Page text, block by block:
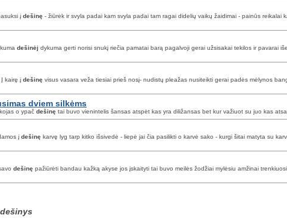
įdešinę - žiūrėk ir svyla padai kam svyla padai tam ragai didelių vaikų žaidimai - painūs
dešinėj dykuma gerti norisi snukį riečia pamatai barą pagalvoji gerai užsisakai tekilos ir pavarai
Į kairę įdešinę visus vasara veža tiesiai prieš nosį- nudistų pleažas nusiteikti gerai padės mėlynos
dviem silkėms
o ypačdešinę tai buvo vienintelis šansas atspėt kas yra diližansas bet kur važiuot su juo kas
įdešinę karvę lyg tarp kitko išsivedė - liepė jai čia pasilikti o karvė sako - kurgi šitai matyta su
dešinę pažiūrėti bandau kažką akyse jos įskaityti tai buvo meilės žodžiai mylėsiu amžinai
dešinys